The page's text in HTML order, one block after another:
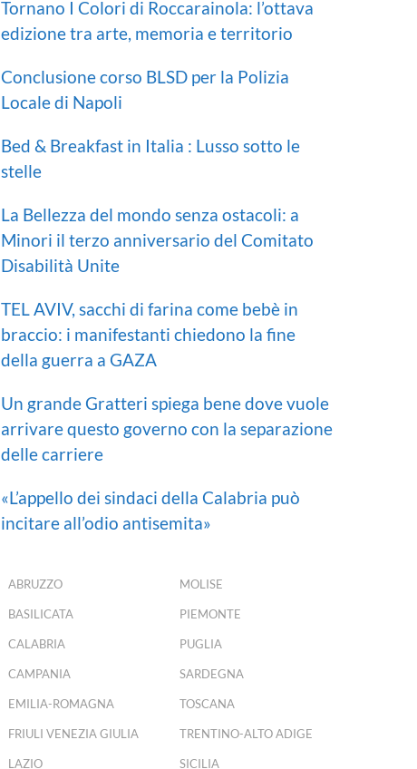
Tornano I Colori di Roccarainola: l’ottava
edizione tra arte, memoria e territorio
Conclusione corso BLSD per la Polizia
Locale di Napoli
Bed & Breakfast in Italia : Lusso sotto le
stelle
La Bellezza del mondo senza ostacoli: a
Minori il terzo anniversario del Comitato
Disabilità Unite
TEL AVIV, sacchi di farina come bebè in
braccio: i manifestanti chiedono la fine
della guerra a GAZA
Un grande Gratteri spiega bene dove vuole
arrivare questo governo con la separazione
delle carriere
«L’appello dei sindaci della Calabria può
incitare all’odio antisemita»
ABRUZZO
BASILICATA
CALABRIA
CAMPANIA
EMILIA-ROMAGNA
FRIULI VENEZIA GIULIA
LAZIO
MOLISE
PIEMONTE
PUGLIA
SARDEGNA
TOSCANA
TRENTINO-ALTO ADIGE
SICILIA